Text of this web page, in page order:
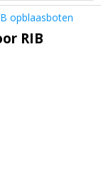
opblaasboten
RIB